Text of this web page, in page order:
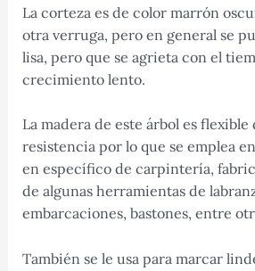
La corteza es de color marrón
otra verruga, pero en general se
lisa, pero que se agrieta con el
crecimiento lento.
La madera de este árbol es flexible
resistencia por lo que se emplea
en específico de carpintería,
de algunas herramientas de
embarcaciones, bastones, entre
También se le usa para marcar